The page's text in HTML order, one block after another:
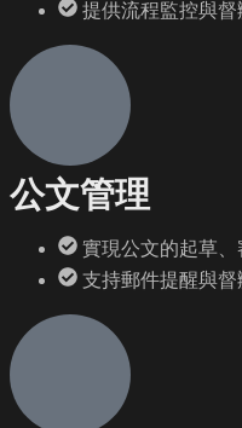
提供流程監控與
公文管理
實現公文的起草
支持郵件提醒與